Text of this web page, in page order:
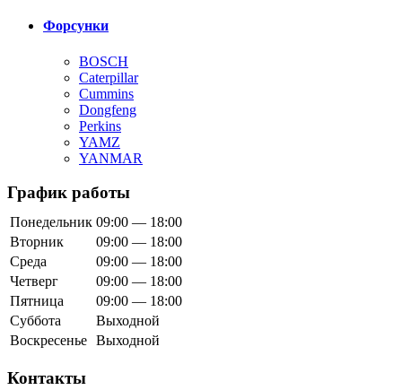
Форсунки
BOSCH
Caterpillar
Cummins
Dongfeng
Perkins
YAMZ
YANMAR
График работы
Понедельник 09:00 — 18:00
Вторник
09:00 — 18:00
Среда
09:00 — 18:00
Четверг
09:00 — 18:00
Пятница
09:00 — 18:00
Суббота
Выходной
Воскресенье Выходной
Контакты